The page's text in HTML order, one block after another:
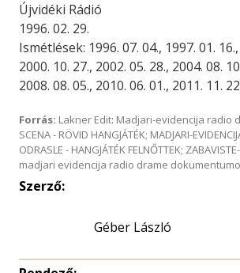
Újvidéki Rádió
1996. 02. 29.
Ismétlések: 1996. 07. 04., 1997. 01.
2000. 10. 27., 2002. 05. 28., 2004. 08.
2008. 08. 05., 2010. 06. 01., 2011. 11.
Forrás: Lakner Edit: Madjari-evidencija radio
SCENA - RÖVID HANGJÁTÉK; MADJARI-
ODRASLE - HANGJÁTÉK FELNŐTTEK;
madjari evidencija radio drame
Szerző:
Géber László